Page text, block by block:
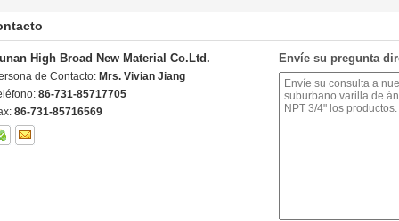
High Broad New Material Co.Ltd.
de Contacto: Mrs. Vivian Jiang
86-731-85717705
86-731-85716569
Envíe su pregunta